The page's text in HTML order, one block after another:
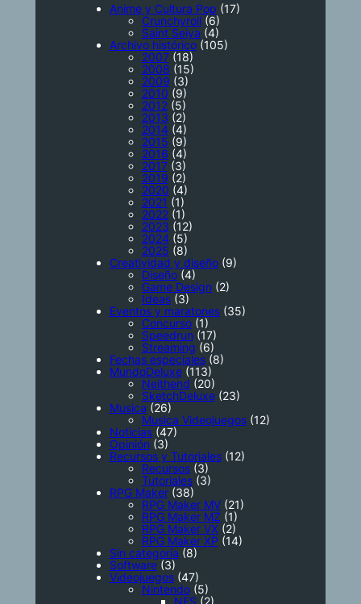
Anime y Cultura Pop (17)
Crunchyroll(6)
Saint Seiya (4)
Archivo histórico(105)
2007(18)
2008 (15)
2009 (3)
2010 (9)
2012(5)
2013 (2)
2014(4)
2015 (9)
2016 (4)
2017(3)
2019 (2)
2020 (4)
2021 (1)
2022(1)
2023 (12)
2024(5)
2025 (8)
Creatividad y diseño(9)
Diseño(4)
Game Design (2)
Ideas(3)
Eventos y maratones(35)
Concurso(1)
Speedrun (17)
Streaming (6)
Fechas especiales(8)
MundoDeluxe(113)
Neithend (20)
SketchDeluxe(23)
Musica (26)
Musica Videojuegos(12)
Noticias(47)
Opinión (3)
Recursos y Tutoriales(12)
Recursos(3)
Tutoriales(3)
RPG Maker(38)
RPG Maker MV(21)
RPG Maker MZ (1)
RPG Maker VX(2)
RPG Maker XP (14)
Sin categoría (8)
Software(3)
Videojuegos(47)
Nintendo(5)
NES (2)